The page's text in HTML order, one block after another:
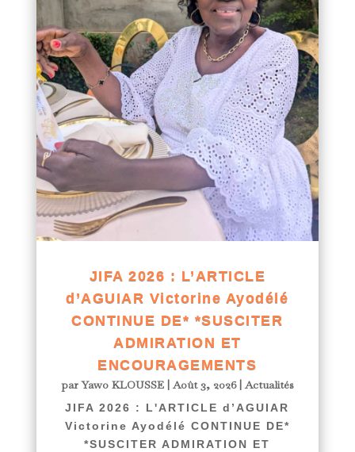
JIFA 2026 : L’ARTICLE
d’AGUIAR Victorine Ayodélé
CONTINUE DE* *SUSCITER
ADMIRATION ET
ENCOURAGEMENTS
parYawo KLOUSSE|Août 3, 2026|Actualités
JIFA 2026 : L'ARTICLE d’AGUIAR
Victorine Ayodélé CONTINUE DE*
*SUSCITER ADMIRATION ET